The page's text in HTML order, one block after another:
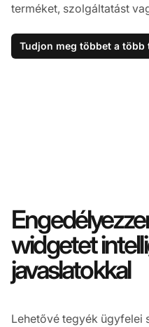
terméket, szolgáltatást
Tudjon meg többet a több
widgetet
javaslatokkal
Lehetővé tegyék ügyfelei